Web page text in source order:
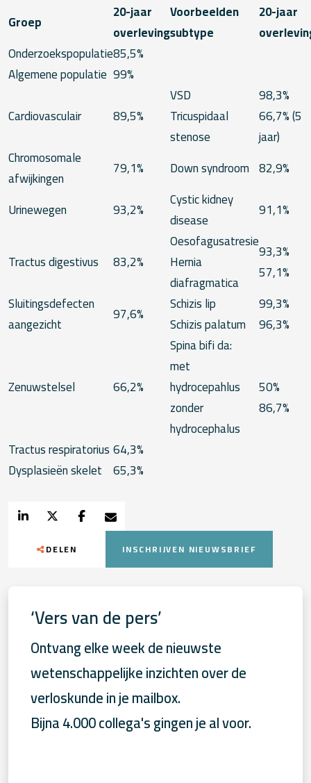
Groep
20-jaar
overleving
Voorbeelden
subtype
20-jaar
Onderzoekspopulatie
Algemene populatie
85,5%
99%
Cardiovasculair
89,5%
VSD
Tricuspidaal
stenose
98,3%
66,7% (5
jaar)
Chromosomale
afwijkingen
79,1% Down syndroom 82,9%
Urinewegen
93,2%
Cystic kidney
disease
91,1%
Tractus digestivus 83,2%
Oesofagusatresie
Hernia
diafragmatica
93,3%
57,1%
Sluitingsdefecten
aangezicht
97,6%
Schizis lip
Schizis palatum
99,3%
96,3%
Zenuwstelsel 66,2%
Spina bifi da:
met
hydrocepahlus
zonder
hydrocephalus
50%
86,7%
Tractus respiratorius64,3%
Dysplasieën skelet 65,3%
DELEN INSCHRIJVEN NIEUWSBRIEF
‘Vers van de pers’
Ontvang elke week de nieuwste
wetenschappelijke inzichten over de
verloskunde in je mailbox.
Bijna 4.000 collega's gingen je al voor.